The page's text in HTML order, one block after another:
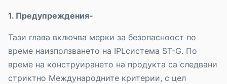
1. Предупреждения-
Тази глава включва мерки за безопасноост по
време наизползването на IPLсистема ST-G. По
време на конструирането на продукта са следвани
стриктно Международните критерии, с цел